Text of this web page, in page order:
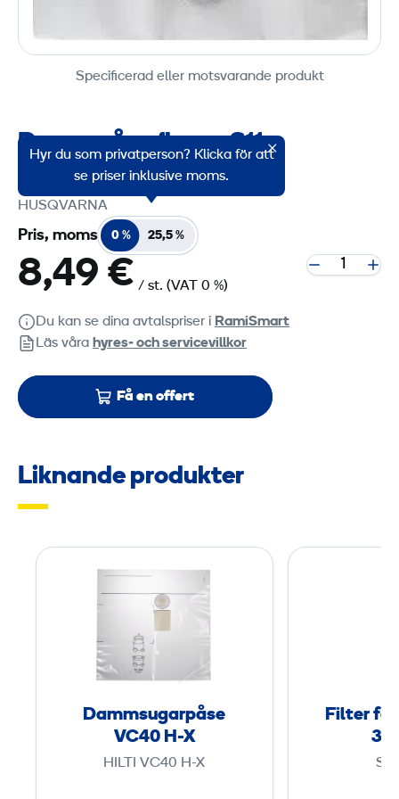
Specificerad eller motsvarande produkt
Dammpåse fleece S11
Produktgruppskod: 53160
HUSQVARNA
Hyr du som privatperson? Klicka för att
se priser inklusive moms.
Pris, moms 0 % 25,5 %
8,49 € / st. (VAT 0 %)
Du kan se dina avtalspriser i RamiSmart
Läs våra hyres‑ och servicevillkor
Få en offert
Liknande produkter
m
m
s
u
a
Dammsugarpåse
VC40 H-X
HILTI VC40 H-X
Filter